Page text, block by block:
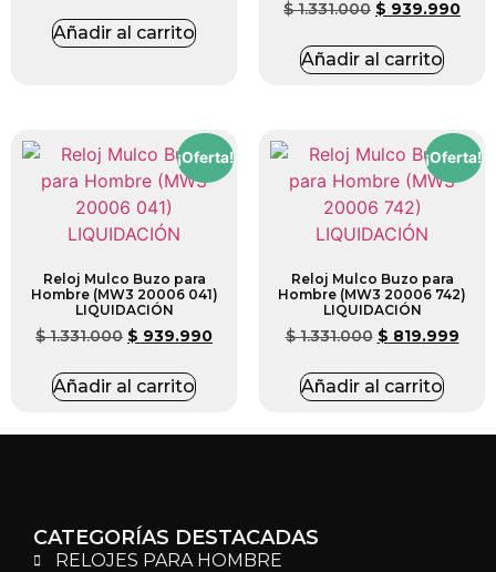
Añadir al carrito
$1.331.000 $ 939.990
Añadir al carrito
¡Oferta!
Reloj Mulco Buzo para
Hombre (MW3 20006 041)
LIQUIDACIÓN
$1.331.000 $ 939.990
Añadir al carrito
¡Oferta!
Reloj Mulco Buzo para
Hombre (MW3 20006 742)
LIQUIDACIÓN
$1.331.000 $ 819.999
Añadir al carrito
CATEGORÍAS DESTACADAS
RELOJES PARA HOMBRE